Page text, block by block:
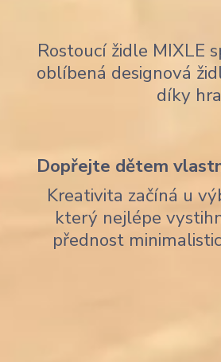
Rostoucí židle MIXLE
oblíbená designová
díky
Dopřejte dětem
Kreativita začíná u
který nejlépe
přednost